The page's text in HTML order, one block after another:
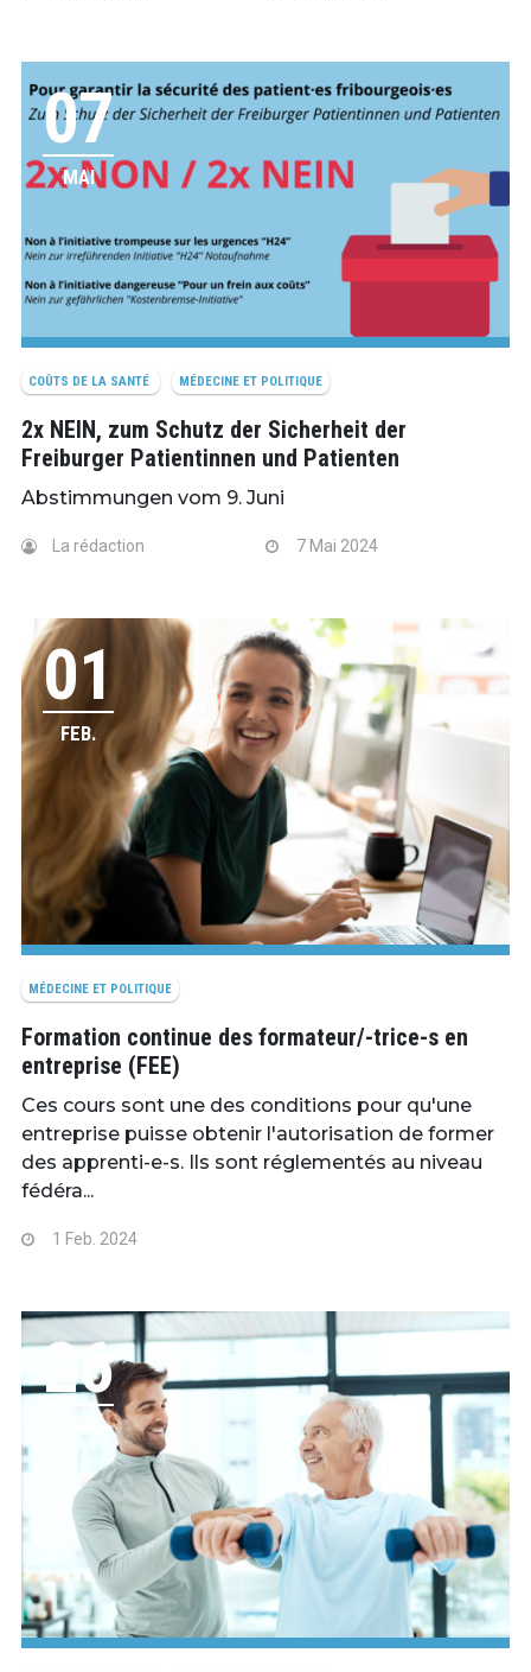
07
MAI
COÛTS DE LA SANTÉ MÉDECINE ET POLITIQUE
2x NEIN, zum Schutz der Sicherheit der
Freiburger Patientinnen und Patienten
Abstimmungen vom 9. Juni
La rédaction 7 Mai 2024
01
FEB.
MÉDECINE ET POLITIQUE
Formation continue des formateur/-trice-s en
entreprise (FEE)
Ces cours sont une des conditions pour qu'une
entreprise puisse obtenir l'autorisation de former
des apprenti-e-s. Ils sont réglementés au niveau
fédéra...
1 Feb. 2024
26